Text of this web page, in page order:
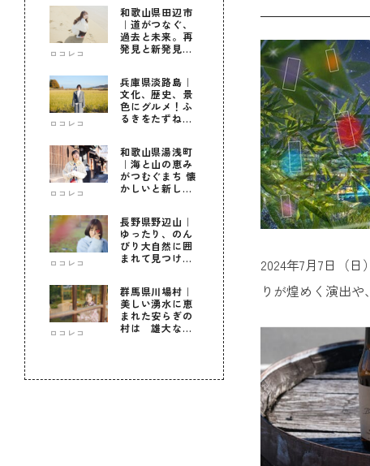
ロコレコ
和歌山県田辺市
｜道がつなぐ、
過去と未来。再
発見と新発見の
ロコレコ
兵庫県淡路島｜
文化、歴史、景
色にグルメ！ふ
るきをたずねて
ロコレコ
和歌山県湯浅町
｜海と山の恵み
がつむぐまち 懐
かしいと新しい
ロコレコ
長野県野辺山｜
ゆったり、のん
びり大自然に囲
まれて見つけ
ロコレコ
群馬県川場村｜
美しい湧水に恵
まれた安らぎの
村は 雄大な自
2024年7月7日（
りが煌めく演出